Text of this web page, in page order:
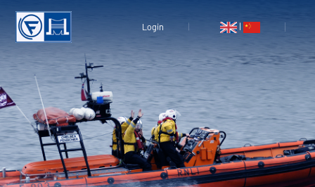
Login |